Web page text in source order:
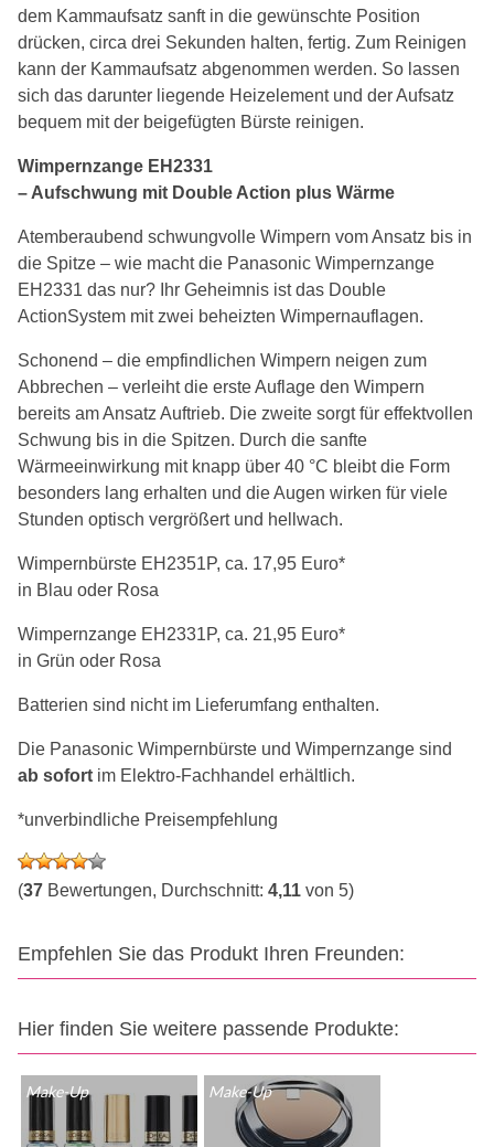
dem Kammaufsatz sanft in die gewünschte Position
drücken, circa drei Sekunden halten, fertig. Zum Reinigen
kann der Kammaufsatz abgenommen werden. So lassen
sich das darunter liegende Heizelement und der Aufsatz
bequem mit der beigefügten Bürste reinigen.
Wimpernzange EH2331
– Aufschwung mit Double Action plus Wärme
Atemberaubend schwungvolle Wimpern vom Ansatz bis in
die Spitze – wie macht die Panasonic Wimpernzange
EH2331 das nur? Ihr Geheimnis ist das Double
ActionSystem mit zwei beheizten Wimpernauflagen.
Schonend – die empfindlichen Wimpern neigen zum
Abbrechen – verleiht die erste Auflage den Wimpern
bereits am Ansatz Auftrieb. Die zweite sorgt für effektvollen
Schwung bis in die Spitzen. Durch die sanfte
Wärmeeinwirkung mit knapp über 40 °C bleibt die Form
besonders lang erhalten und die Augen wirken für viele
Stunden optisch vergrößert und hellwach.
Wimpernbürste EH2351P, ca. 17,95 Euro*
in Blau oder Rosa
Wimpernzange EH2331P, ca. 21,95 Euro*
in Grün oder Rosa
Batterien sind nicht im Lieferumfang enthalten.
Die Panasonic Wimpernbürste und Wimpernzange sind
ab sofort im Elektro-Fachhandel erhältlich.
*unverbindliche Preisempfehlung
(37 Bewertungen, Durchschnitt: 4,11 von 5)
Empfehlen Sie das Produkt Ihren Freunden:
Hier finden Sie weitere passende Produkte:
Make-Up Make-Up